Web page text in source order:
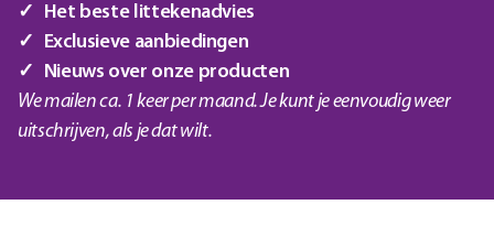
Het beste littekenadvies
Exclusieve aanbiedingen
Nieuws over onze producten
We mailen ca. 1 keer per maand. Je kunt je eenvoudig weer
uitschrijven, als je dat wilt.